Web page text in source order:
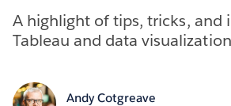
A highlight of tips, tricks, and
Tableau and data
Andy Cotgreave